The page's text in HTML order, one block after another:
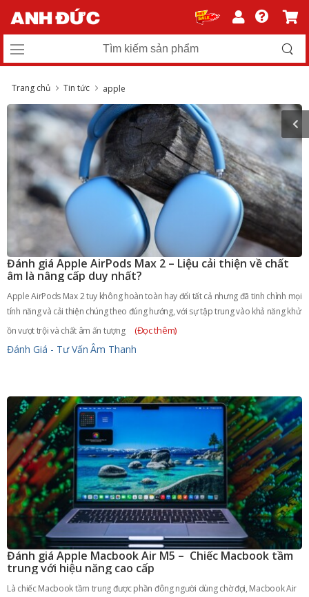
Trang chủ Tin tức apple
Đánh giá Apple AirPods Max 2 – Liệu cải thiện về chất
âm là nâng cấp duy nhất?
Apple AirPods Max 2 tuy không hoàn toàn hay đổi tất cả nhưng đã tinh chỉnh mọi
tính năng và cải thiện chúng theo đúng hướng, với sự tập trung vào khả năng khử
ồn vượt trội và chất âm ấn tượng
(Đọc thêm)
Đánh Giá - Tư Vấn Âm Thanh
Đánh giá Apple Macbook Air M5 – Chiếc Macbook tầm
trung với hiệu năng cao cấp
Là chiếc Macbook tầm trung được phần đông người dùng chờ đợi, Macbook Air